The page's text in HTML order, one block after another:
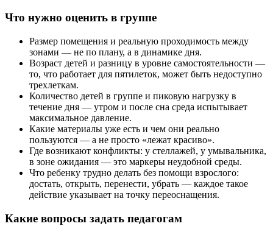
Что нужно оценить в группе
Размер помещения и реальную проходимость между
зонами — не по плану, а в динамике дня.
Возраст детей и разницу в уровне самостоятельности —
то, что работает для пятилеток, может быть недоступно
трехлеткам.
Количество детей в группе и пиковую нагрузку в
течение дня — утром и после сна среда испытывает
максимальное давление.
Какие материалы уже есть и чем они реально
пользуются — а не просто «лежат красиво».
Где возникают конфликты: у стеллажей, у умывальника,
в зоне ожидания — это маркеры неудобной среды.
Что ребенку трудно делать без помощи взрослого:
достать, открыть, перенести, убрать — каждое такое
действие указывает на точку переоснащения.
Какие вопросы задать педагогам